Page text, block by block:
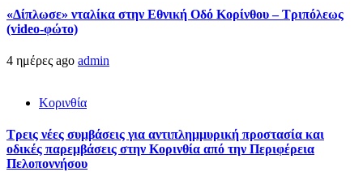
«Δίπλωσε» νταλίκα στην Εθνική Oδό Κορίνθου – Τριπόλεως
(video-φώτο)
4 ημέρες ago admin
Κορινθία
Τρεις νέες συμβάσεις για αντιπλημμυρική προστασία και
οδικές παρεμβάσεις στην Κορινθία από την Περιφέρεια
Πελοποννήσου